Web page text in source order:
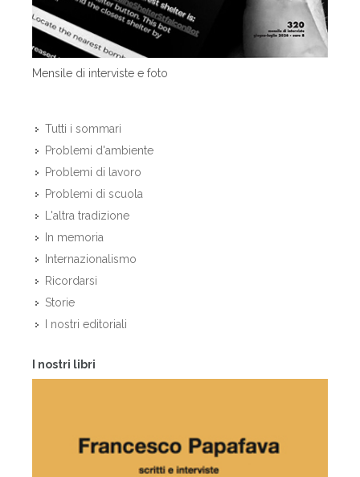
Mensile di interviste e foto
Tutti i sommari
Problemi d'ambiente
Problemi di lavoro
Problemi di scuola
L'altra tradizione
In memoria
Internazionalismo
Ricordarsi
Storie
I nostri editoriali
I nostri libri